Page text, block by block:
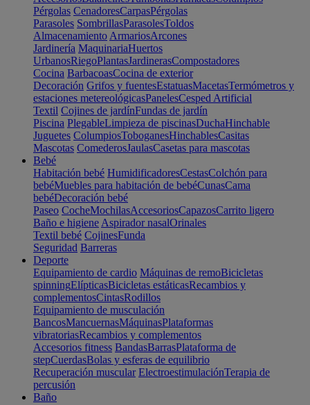
Pérgolas CenadoresCarpasPérgolas
Parasoles SombrillasParasolesToldos
Almacenamiento ArmariosArcones
Jardinería MaquinariaHuertos
UrbanosRiegoPlantasJardinerasCompostadores
Cocina BarbacoasCocina de exterior
Decoración Grifos y fuentesEstatuasMacetasTermómetros y
estaciones metereológicasPanelesCesped Artificial
Textil Cojines de jardínFundas de jardín
Piscina PlegableLimpieza de piscinasDuchaHinchable
Juguetes ColumpiosToboganesHinchablesCasitas
Mascotas ComederosJaulasCasetas para mascotas
Bebé
Habitación bebé HumidificadoresCestasColchón para
bebéMuebles para habitación de bebéCunasCama
bebéDecoración bebé
Paseo CocheMochilasAccesoriosCapazosCarrito ligero
Baño e higiene Aspirador nasalOrinales
Textil bebé CojinesFunda
Seguridad Barreras
Deporte
Equipamiento de cardio Máquinas de remoBicicletas
spinningElípticasBicicletas estáticasRecambios y
complementosCintasRodillos
Equipamiento de musculación
BancosMancuernasMáquinasPlataformas
vibratoriasRecambios y complementos
Accesorios fitness BandasBarrasPlataforma de
stepCuerdasBolas y esferas de equilibrio
Recuperación muscular ElectroestimulaciónTerapia de
percusión
Baño